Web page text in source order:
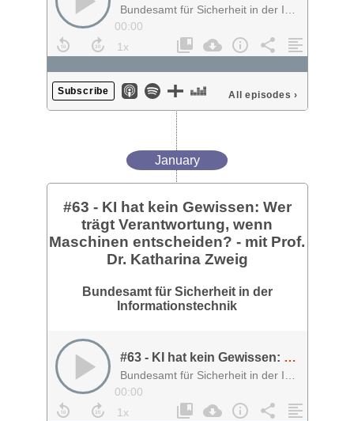
Bundesamt für Sicherheit in der Informationstechnik
00:00
Subscribe All episodes ›
January
#63 - KI hat kein Gewissen: Wer
trägt Verantwortung, wenn
Maschinen entscheiden? - mit Prof.
Dr. Katharina Zweig
Bundesamt für Sicherheit in der
Informationstechnik
#63 - KI hat kein Gewissen: Wer trägt Verantwortung, wenn Maschinen entscheiden? - mit Prof. Dr. Katharina Zweig
00:00